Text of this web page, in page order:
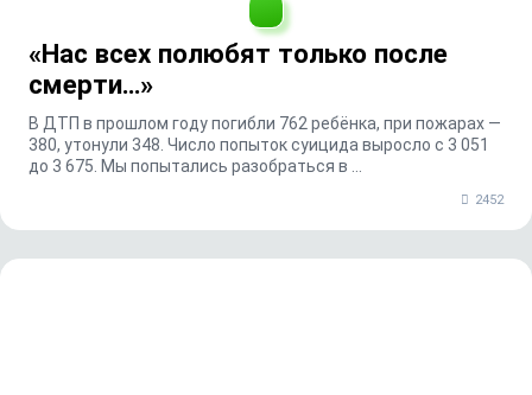
«Нас всех полюбят только после
смерти…»
В ДТП в прошлом году погибли 762 ребёнка, при пожарах —
380, утонули 348. Число попыток суицида выросло с 3 051
до 3 675. Мы попытались разобраться в ...
2452